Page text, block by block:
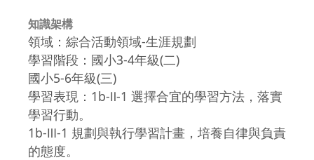
知識架構
領域：綜合活動領域-生涯規劃
學習階段：國小3-4年級(二)
國小5-6年級(三)
學習表現：1b-Ⅱ-1 選擇合宜的學習方法，落實
學習行動。
1b-Ⅲ-1 規劃與執行學習計畫，培養自律與負責
的態度。